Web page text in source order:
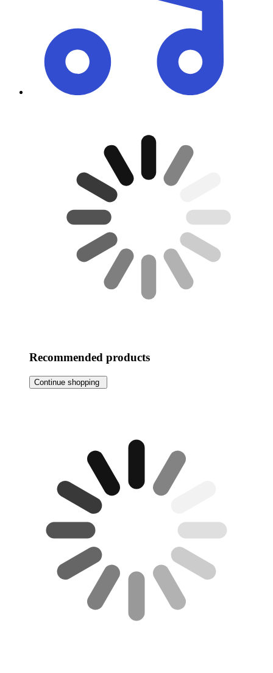
Recommended products
Continue shopping